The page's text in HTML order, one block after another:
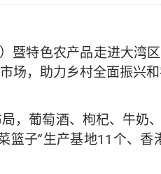
暨特色农产品走进大
场，助力乡村全面振兴和
，葡萄酒、枸杞、牛
子”生产基地11个、